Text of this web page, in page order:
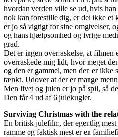
hvordan verden ville se ud, hvis
nok kan forestille dig, er det ikke et
er jo så vigtigt for sine omgivelser,
og hans hjælpsomhed og ivrige
grad.
Det er ingen overraskelse, at filmen
overraskede mig lidt, hvor meget
og den ér gammel, men den er ikke
tænkt. Udover at der er mange
Men livet og julen er jo på spil, så
Den får 4 ud af 6 julekugler.
Surviving Christmas with the
En britisk julefilm, der egentlig
ramme og faktisk mest er en